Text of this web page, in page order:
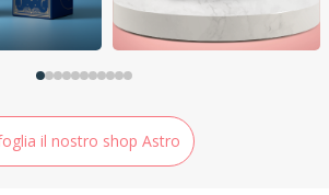
il nostro shop Astro